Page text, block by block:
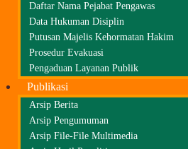
Daftar Nama Pejabat Pengawas
Data Hukuman Disiplin
Putusan Majelis Kehormatan Hakim
Prosedur Evakuasi
Pengaduan Layanan Publik
Publikasi
Arsip Berita
Arsip Pengumuman
Arsip File-File Multimedia